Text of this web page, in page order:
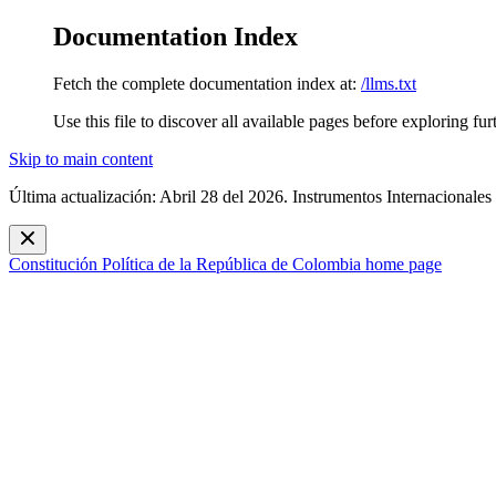
Documentation Index
Fetch the complete documentation index at: /llms.txt
Use this file to discover all available pages before exploring
Skip to main content
Última actualización: Abril 28 del 2026. Instrumentos Internacionales
Constitución Política de la República de Colombia home page